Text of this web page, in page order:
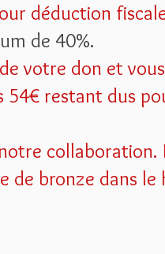
déduction
de 40%.
votre don et
54€ restant dus
collaboration.
de bronze dans